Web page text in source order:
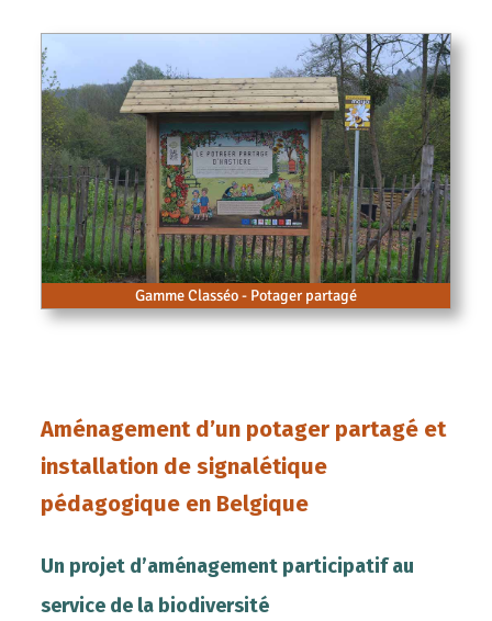
Gamme Classéo - Potager partagé
Aménagement d’un potager partagé et
installation de signalétique
pédagogique en Belgique
Un projet d’aménagement participatif au
service de la biodiversité